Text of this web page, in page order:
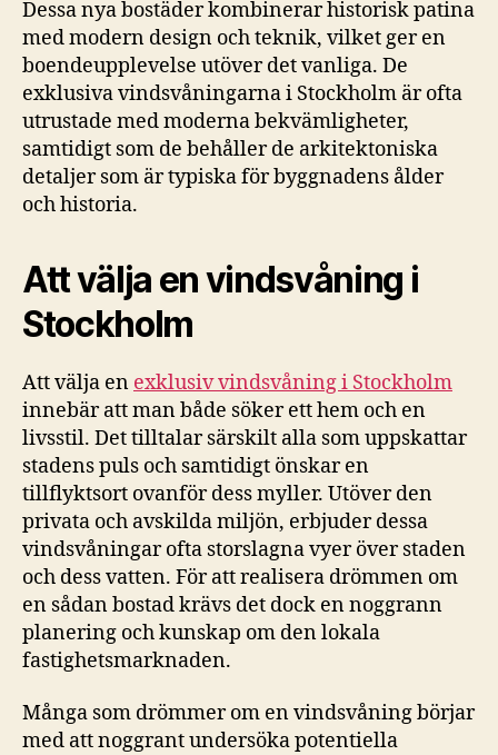
Dessa nya bostäder kombinerar historisk patina
med modern design och teknik, vilket ger en
boendeupplevelse utöver det vanliga. De
exklusiva vindsvåningarna i Stockholm är ofta
utrustade med moderna bekvämligheter,
samtidigt som de behåller de arkitektoniska
detaljer som är typiska för byggnadens ålder
och historia.
Att välja en vindsvåning i
Stockholm
Att välja en exklusiv vindsvåning i Stockholm
innebär att man både söker ett hem och en
livsstil. Det tilltalar särskilt alla som uppskattar
stadens puls och samtidigt önskar en
tillflyktsort ovanför dess myller. Utöver den
privata och avskilda miljön, erbjuder dessa
vindsvåningar ofta storslagna vyer över staden
och dess vatten. För att realisera drömmen om
en sådan bostad krävs det dock en noggrann
planering och kunskap om den lokala
fastighetsmarknaden.
Många som drömmer om en vindsvåning börjar
med att noggrant undersöka potentiella